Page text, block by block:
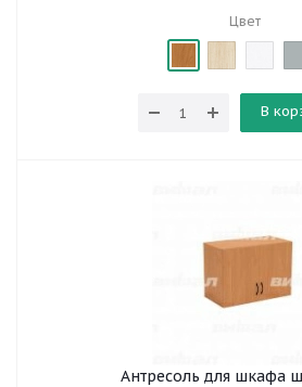
Цвет
В
Антресоль для шкафа